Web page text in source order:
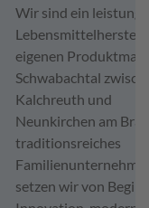
Wir sind ein
eigenen
Schwabachtal
Kalchreuth und
Neunkirchen am
traditionsreiches
setzen wir von